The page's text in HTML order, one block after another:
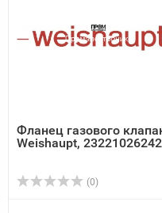
Фланец газового
Weishaupt, 23221026242
(0)